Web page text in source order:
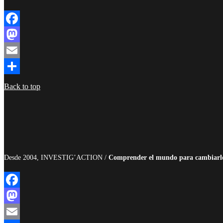
Facebook
Mastodon
Email
Compartir
Back to top
Desde 2004, INVESTIG’ACTION / Comprender el mundo para
Facebook
Mastodon